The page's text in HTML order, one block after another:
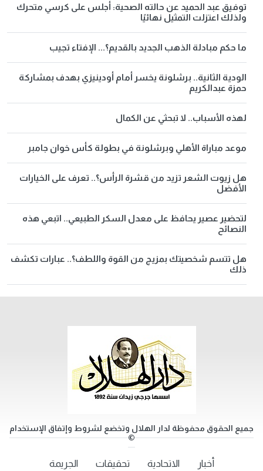
توفيق عبد الحميد عن حالته الصحية: أجلس على كرسي متحرك
ولذلك اعتزلت التمثيل نهائيًا
ما حكم مبادلة الذهب الجديد بالقديم؟... الإفتاء تجيب
الودية الثانية.. برشلونة يخسر أمام أودينيزي بهدف بمشاركة
حمزة عبدالكريم
لهذه الأسباب.. لا تبحثي عن الكمال
موعد مباراة الأهلي وبرشلونة في بطولة كأس خوان جامبر
هل زيوت الشعر تزيد من قشرة الرأس؟.. تعرف على الخيارات
الأفضل
لتحضير عصير يحافظ على معدل السكر الطبيعي.. اتبعي هذه
النصائح
هل تتسم شخصيتك بمزيج من القوة واللطف؟.. عبارات تكشف
ذلك
جميع الحقوق محفوظة لدار الهلال وتخضع لشروط وإتفاق الإستخدام
©
أخبار الاتحادية تحقيقات الجريمة